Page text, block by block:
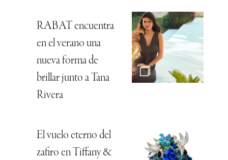
RABAT encuentra
en el verano una
nueva forma de
brillar junto a Tana
Rivera
El vuelo eterno del
zafiro en Tiffany &